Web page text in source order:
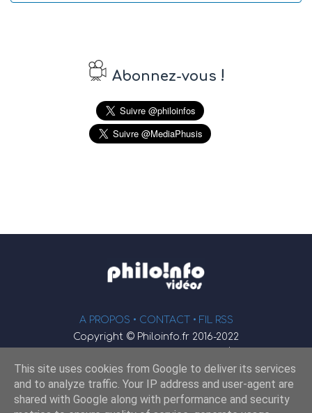
Abonnez-vous !
A PROPOS • CONTACT • FIL RSS
Copyright © Philoinfo.fr 2016-2022
φ
Webmaster : JEND
This site uses cookies from Google to deliver its services
and to analyze traffic. Your IP address and user-agent are
shared with Google along with performance and security